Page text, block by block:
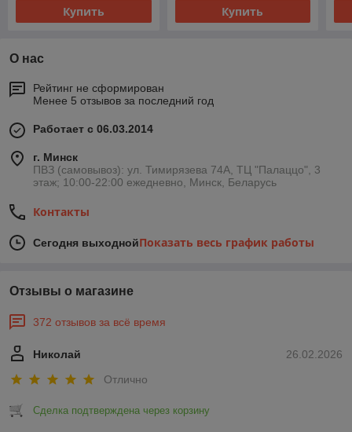
Купить Купить
О нас
Рейтинг не сформирован
Менее 5 отзывов за последний год
Работает с 06.03.2014
г. Минск
ПВЗ (самовывоз): ул. Тимирязева 74A, ТЦ "Палаццо", 3
этаж; 10:00-22:00 ежедневно, Минск, Беларусь
Контакты
Сегодня выходнойПоказать весь график работы
Отзывы о магазине
372 отзывов за всё время
26.02.2026
Николай
Отлично
Сделка подтверждена через корзину